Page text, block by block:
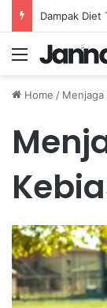
Menu
Home / Menjaga